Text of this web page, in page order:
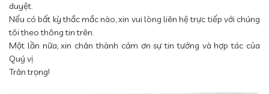
duyệt.
Nếu có bất kỳ thắc mắc nào, xin vui lòng liên hệ trực tiếp với chúng
tôi theo thông tin trên.
Một lần nữa, xin chân thành cảm ơn sự tin tưởng và hợp tác của
Quý vị.
Trân trọng!